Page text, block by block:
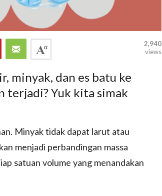
2,940
views
minyak, dan es batu ke
terjadi? Yuk kita simak
Minyak tidak dapat larut atau
menjadi perbandingan massa
satuan volume yang menandakan